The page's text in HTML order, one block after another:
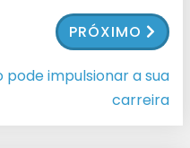
PRÓXIMO
impulsionar a sua
carreira